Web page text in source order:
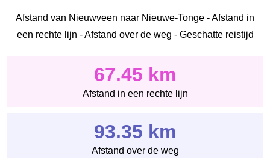
Afstand van Nieuwveen naar Nieuwe-Tonge - Afstand in
een rechte lijn - Afstand over de weg - Geschatte reistijd
67.45 km
Afstand in een rechte lijn
93.35 km
Afstand over de weg